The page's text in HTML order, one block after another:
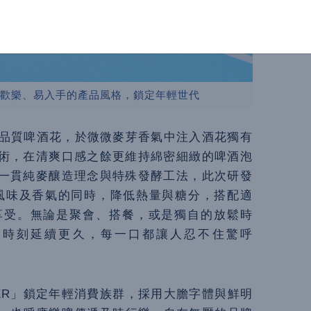
樂、易入手的產品風格，鎖定年輕世代
質啤酒花，於微微麥芽香氣中注入酒花獨有
，在清爽口感之餘更維持綿密細緻的啤酒泡
貫純麥釀造理念與特殊發酵工法，此次研發
及香氣的同時，降低熱量與糖分，搭配適
。無論是聚會、搭餐，或是獨自的放鬆時
刻延續更久，每一口都讓人忍不住驚呼
」鎖定年輕消費族群，採用大膽字體與鮮明